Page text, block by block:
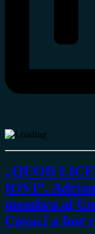
„QUOD
IOVI”.
membru al
Covaci a fost